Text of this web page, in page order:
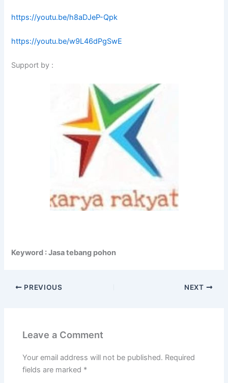
https://youtu.be/h8aDJeP-Qpk
https://youtu.be/w9L46dPgSwE
Support by :
Keyword : Jasa tebang pohon
PREVIOUS NEXT
Leave a Comment
Your email address will not be published. Required
fields are marked *